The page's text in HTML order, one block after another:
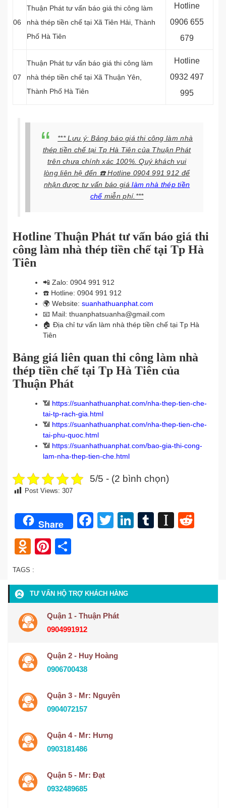
06
Thuận Phát tư vấn báo giá thi công làm
nhà thép tiền chế tại Xã Tiên Hải, Thành
Phố Hà Tiên
Hotline
0906 655
679
07
Thuận Phát tư vấn báo giá thi công làm
nhà thép tiền chế tại Xã Thuận Yên,
Thành Phố Hà Tiên
Hotline
0932 497
995
*** Lưu ý: Bảng báo giá thi công làm nhà
thép tiền chế tại Tp Hà Tiên của Thuận Phát
trên chưa chính xác 100%. Quý khách vui
lòng liên hệ đến ☎️ Hotline 0904 991 912 để
nhận được tư vấn báo giálàm nhà thép tiền
chếmiễn phí.***
Hotline Thuận Phát tư vấn báo giá thi
công làm nhà thép tiền chế tại Tp Hà
Tiên
📲 Zalo: 0904 991 912
☎️ Hotline: 0904 991 912
🌍 Website: suanhathuanphat.com
📧 Mail: thuanphatsuanha@gmail.com
🏠 Địa chỉ tư vấn làm nhà thép tiền chế tại Tp Hà
Tiên
Bảng giá liên quan thi công làm nhà
thép tiền chế tại Tp Hà Tiên của
Thuận Phát
📶 https://suanhathuanphat.com/nha-thep-tien-che-
tai-tp-rach-gia.html
📶 https://suanhathuanphat.com/nha-thep-tien-che-
tai-phu-quoc.html
📶 https://suanhathuanphat.com/bao-gia-thi-cong-
lam-nha-thep-tien-che.html
5/5 - (2 bình chọn)
Post Views: 307
Share Facebook
TwitterLinkedIn
Tumblr
Odnoklassniki
Pinterest
TAGS :
TƯ VẤN HỘ TRỢ KHÁCH HÀNG
Quận 1 - Thuận Phát
0904991912
Quận 2 - Huy Hoàng
0906700438
Quận 3 - Mr: Nguyên
0904072157
Quận 4 - Mr: Hưng
0903181486
Quận 5 - Mr: Đạt
0932489685